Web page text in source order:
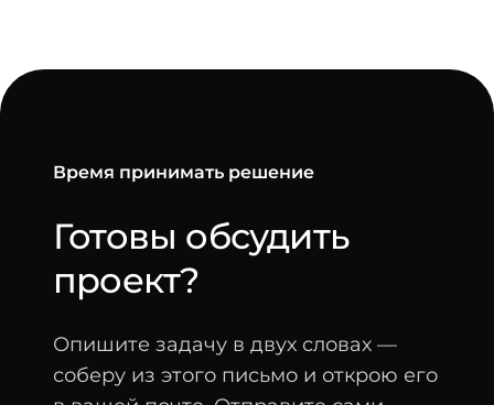
Время принимать решение
-Готовы обсудить
проект?
Опишите задачу в двух словах —
соберу из этого письмо и открою его